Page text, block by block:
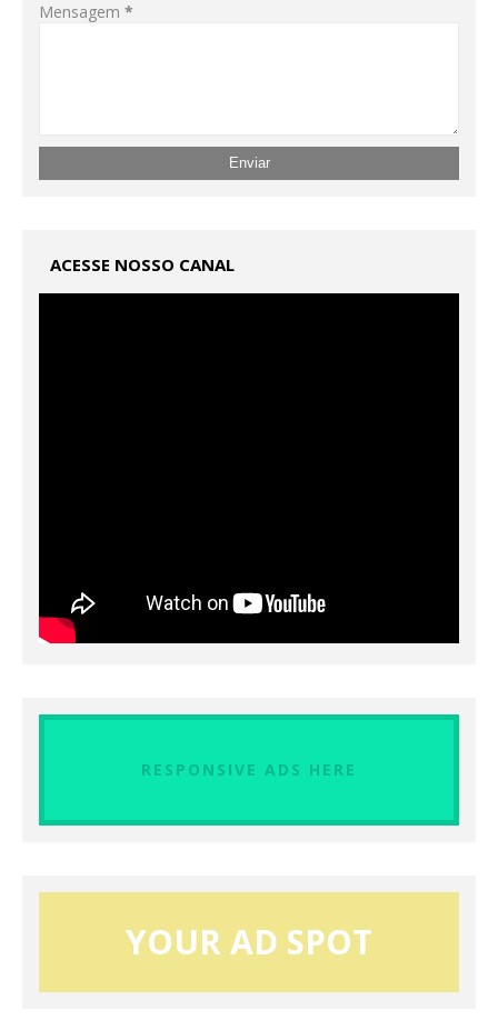
Mensagem *
ACESSE NOSSO CANAL
RESPONSIVE ADS HERE
YOUR AD SPOT